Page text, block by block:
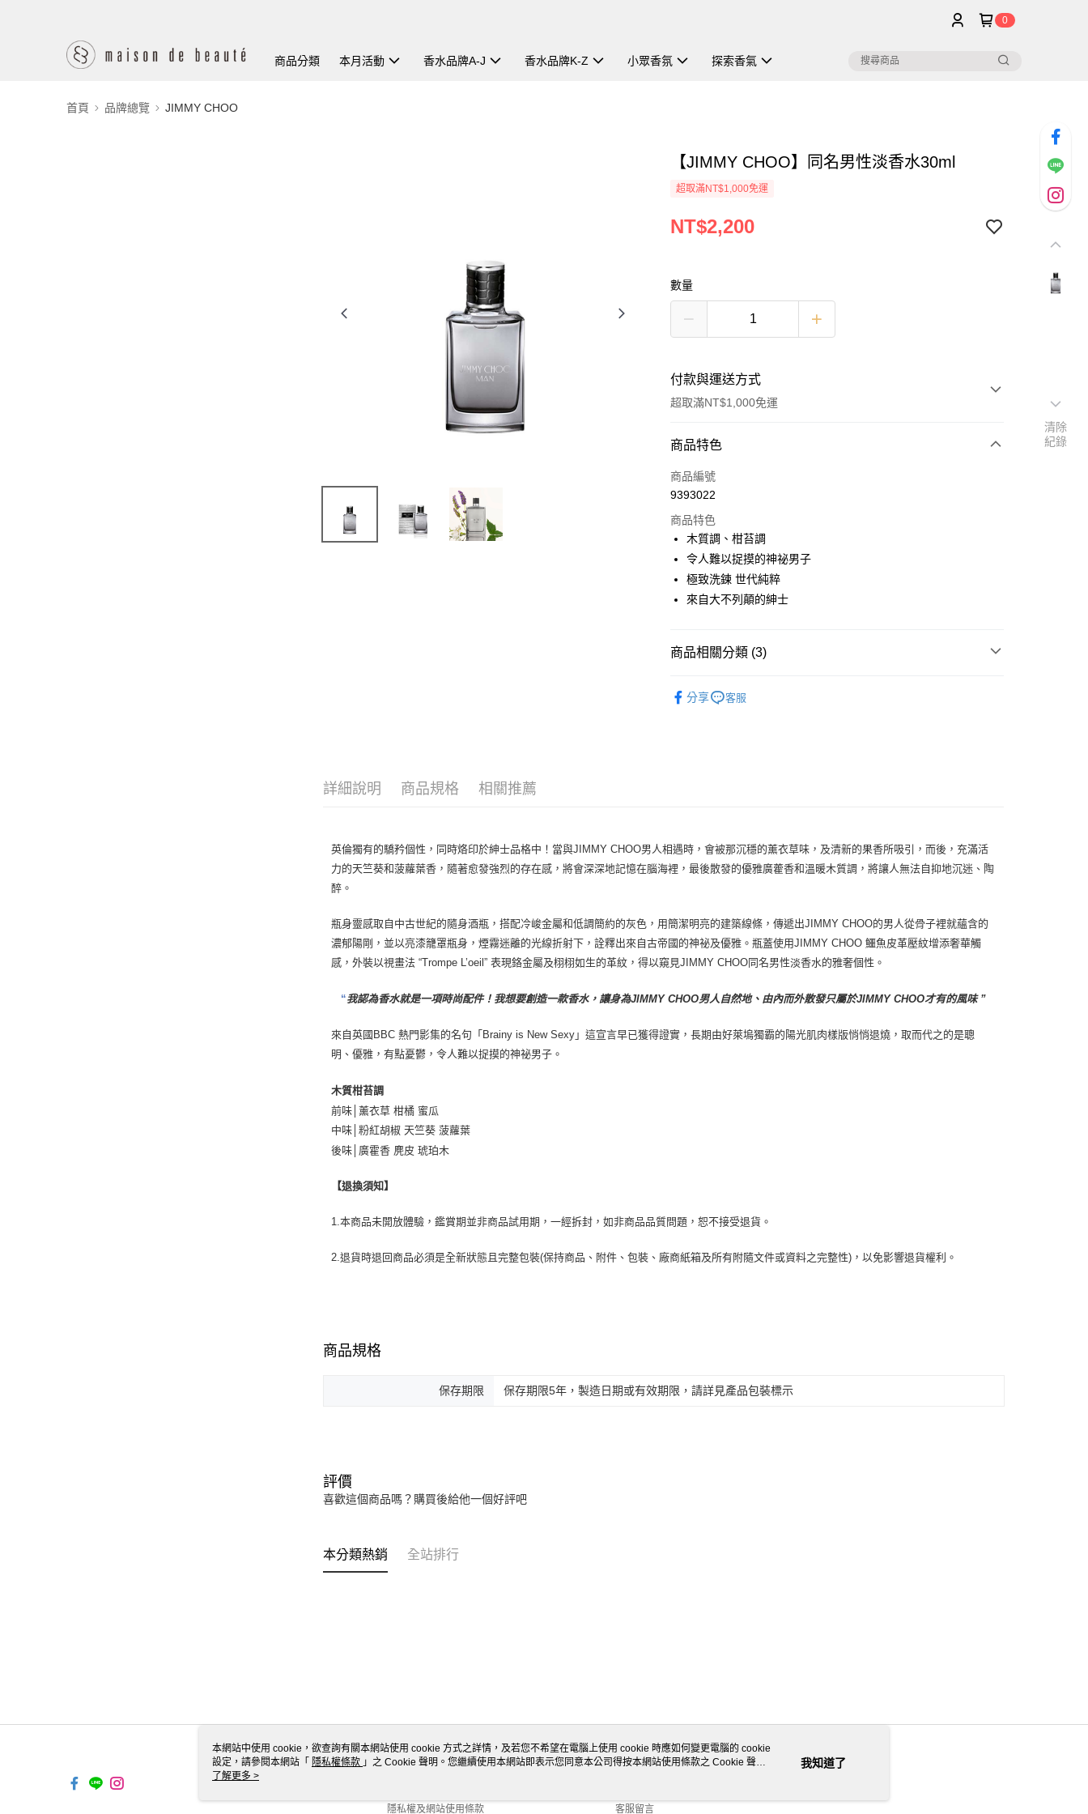
0
商品分類 本月活動 香水品牌A-J 香水品牌K-Z 小眾香氛 探索香氣
首頁 品牌總覽 JIMMY CHOO
【JIMMY CHOO】同名男性淡香水30ml
超取滿NT$1,000免運
NT$2,200
數量
付款與運送方式
超取滿NT$1,000免運
付款方式
信用卡一次付款
運送方式
付款後全家取貨
每筆NT$80，滿NT$1,000(含以上)免運費
每筆NT$100，滿NT$1,000(含以上)免運費
付款後7-11取貨
商品特色
商品編號
9393022
商品特色
木質調、柑苔調
令人難以捉摸的神祕男子
極致洗鍊 世代純粹
來自大不列顛的紳士
商品相關分類 (3)
分享 客服
詳細說明 商品規格 相關推薦
英倫獨有的驕矜個性，同時烙印於紳士品格中！當與JIMMY CHOO男人相遇時，會被那沉穩的薰衣草味，及清新的果香所吸引，而後，充滿活
力的天竺葵和菠蘿葉香，隨著愈發強烈的存在感，將會深深地記憶在腦海裡，最後散發的優雅廣藿香和溫暖木質調，將讓人無法自抑地沉迷、陶
醉。
瓶身靈感取自中古世紀的隨身酒瓶，搭配冷峻金屬和低調簡約的灰色，用簡潔明亮的建築線條，傳遞出JIMMY CHOO的男人從骨子裡就蘊含的
濃郁陽剛，並以亮漆籠罩瓶身，煙霧迷離的光線折射下，詮釋出來自古帝國的神祕及優雅。瓶蓋使用JIMMY CHOO 鱷魚皮革壓紋增添奢華觸
感，外裝以視畫法 “Trompe L’oeil” 表現鉻金屬及栩栩如生的革紋，得以窺見JIMMY CHOO同名男性淡香水的雅奢個性。
“我認為香水就是一項時尚配件！我想要創造一款香水，讓身為JIMMY CHOO男人自然地、由內而外散發只屬於JIMMY CHOO才有的風味 ”
來自英國BBC 熱門影集的名句「Brainy is New Sexy」這宣言早已獲得證實，長期由好萊塢獨霸的陽光肌肉樣版悄悄退燒，取而代之的是聰
明、優雅，有點憂鬱，令人難以捉摸的神祕男子。
木質柑苔調
前味│薰衣草 柑橘 蜜瓜
中味│粉紅胡椒 天竺葵 菠蘿葉
後味│廣霍香 麂皮 琥珀木
【退換須知】
1.本商品未開放體驗，鑑賞期並非商品試用期，一經拆封，如非商品品質問題，恕不接受退貨。
2.退貨時退回商品必須是全新狀態且完整包裝(保持商品、附件、包裝、廠商紙箱及所有附隨文件或資料之完整性)，以免影響退貨權利。
商品規格
保存期限 保存期限5年，製造日期或有效期限，請詳見產品包裝標示
評價
喜歡這個商品嗎？購買後給他一個好評吧
本分類熱銷 全站排行
關於我們
隱私權及網站使用條款
客服資訊
客服留言
清除
紀錄
本網站中使用 cookie，欲查詢有關本網站使用 cookie 方式之詳情，及若您不希望在電腦上使用 cookie 時應如何變更電腦的 cookie
設定，請參閱本網站「 隱私權條款 」之 Cookie 聲明。您繼續使用本網站即表示您同意本公司得按本網站使用條款之 Cookie 聲明
使用 cookie。
了解更多 >
我知道了